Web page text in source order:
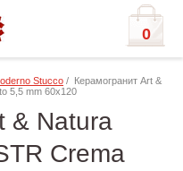
0
Stucco / Керамогранит Art &
5,5 mm 60х120
& Natura
Crema